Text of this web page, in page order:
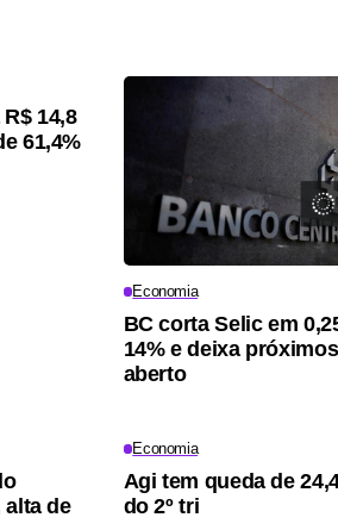
14,8
61,4%
Economia
BC corta Selic em
14% e deixa
aberto
alta de
Economia
Agi tem queda de
do 2º tri